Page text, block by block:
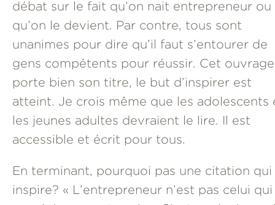
débat sur le fait qu’on nait entrepreneur ou
qu’on le devient. Par contre, tous sont
unanimes pour dire qu’il faut s’entourer de
gens compétents pour réussir. Cet ouvrage
porte bien son titre, le but d’inspirer est
atteint. Je crois même que les adolescents
les jeunes adultes devraient le lire. Il est
accessible et écrit pour tous.
En terminant, pourquoi pas une citation qui
inspire? « L’entrepreneur n’est pas celui qui